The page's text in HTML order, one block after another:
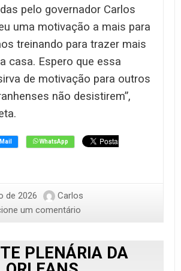
pelo governador Carlos
uma motivação a mais para
treinando para trazer mais
casa. Espero que essa
de motivação para outros
não desistirem”,
de 2026
Carlos
um comentário
PLENÁRIA DA